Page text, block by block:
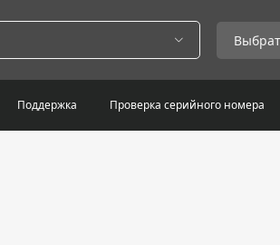
Поддержка Проверка серийного номера